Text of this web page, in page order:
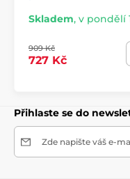
velikosti, což může
Po výběru rozměru
Rozměry jsou
Rozměry (v cm):
Skladem, v pondělí
909 Kč
727 Kč
Přihlaste se do
Zde napište váš e-